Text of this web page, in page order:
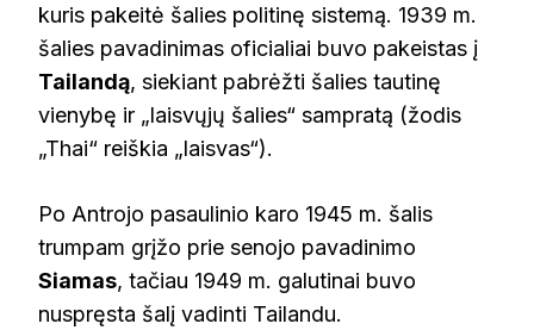
kuris pakeitė šalies politinę sistemą. 1939 m.
šalies pavadinimas oficialiai buvo pakeistas į
Tailandą, siekiant pabrėžti šalies tautinę
vienybę ir „laisvųjų šalies“ sampratą (žodis
„Thai“ reiškia „laisvas“).
Po Antrojo pasaulinio karo 1945 m. šalis
trumpam grįžo prie senojo pavadinimo
Siamas, tačiau 1949 m. galutinai buvo
nuspręsta šalį vadinti Tailandu.